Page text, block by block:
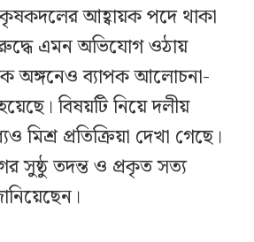
আহ্বায়ক পদে থাকা
এমন অভিযোগ ওঠায়
অঙ্গনেও ব্যাপক আলোচনা-
বিষয়টি নিয়ে দলীয়
মিশ্র প্রতিক্রিয়া দেখা গেছে।
সুষ্ঠু তদন্ত ও প্রকৃত সত্য